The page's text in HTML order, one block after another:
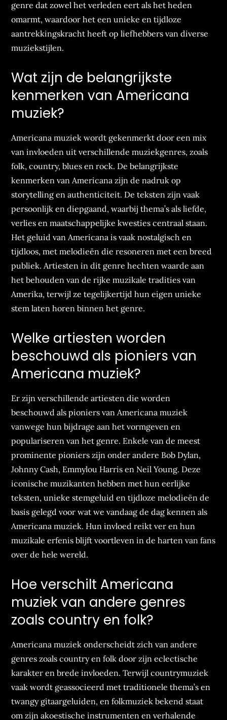
genre dat zowel het verleden eert als het heden
omarmt, waardoor het een unieke en tijdloze
aantrekkingskracht heeft op liefhebbers van diverse
muziekstijlen.
Wat zijn de belangrijkste
kenmerken van Americana
muziek?
Americana muziek wordt gekenmerkt door een mix
van invloeden uit verschillende muziekgenres, zoals
folk, country, blues en rock. De belangrijkste
kenmerken van Americana zijn de nadruk op
storytelling en authenticiteit. De teksten zijn vaak
persoonlijk en diepgaand, waarbij thema’s als liefde,
verlies en maatschappelijke kwesties centraal staan.
Het geluid van Americana is vaak nostalgisch en
tijdloos, met melodieën die resoneren met een breed
publiek. Artiesten in dit genre hechten waarde aan
het behouden van de rijke muzikale tradities van
Amerika, terwijl ze tegelijkertijd hun eigen unieke
stem laten horen binnen het genre.
Welke artiesten worden
beschouwd als pioniers van
Americana muziek?
Er zijn verschillende artiesten die worden
beschouwd als pioniers van Americana muziek
vanwege hun bijdrage aan het vormgeven en
populariseren van het genre. Enkele van de meest
prominente pioniers zijn onder andere Bob Dylan,
Johnny Cash, Emmylou Harris en Neil Young. Deze
iconische muzikanten hebben met hun eerlijke
teksten, unieke stemgeluid en tijdloze melodieën de
basis gelegd voor wat we vandaag de dag kennen als
Americana muziek. Hun invloed reikt ver en hun
muzikale erfenis blijft voortleven in de harten van fans
over de hele wereld.
Hoe verschilt Americana
muziek van andere genres
zoals country en folk?
Americana muziek onderscheidt zich van andere
genres zoals country en folk door zijn eclectische
karakter en brede invloeden. Terwijl countrymuziek
vaak wordt geassocieerd met traditionele thema’s en
twangy gitaargeluiden, en folkmuziek bekend staat
om zijn akoestische instrumenten en verhalende